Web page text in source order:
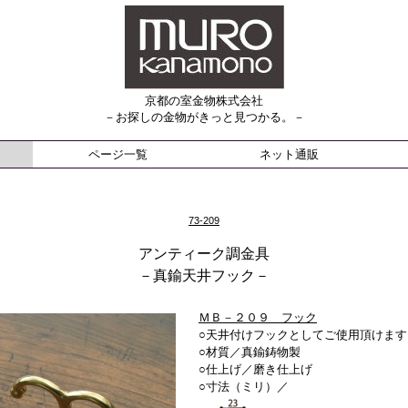
京都の室金物株式会社
－お探しの金物がきっと見つかる。－
ページ一覧 ネット通販
73-209
アンティーク調金具
－真鍮天井フック－
ＭＢ－２０９ フック
○天井付けフックとしてご使用頂けま
○材質／真鍮鋳物製
○仕上げ／ 磨き仕上げ
○寸法（ミリ）／